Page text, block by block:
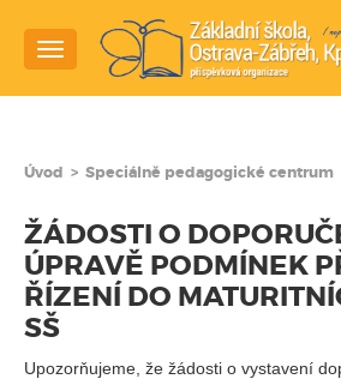
Navigace
Úvod > Speciálně pedagogické centrum
ŽÁDOSTI O
ÚPRAVĚ PODMÍNEK
ŘÍZENÍ DO
SŠ
Upozorňujeme, že žádosti o vystavení